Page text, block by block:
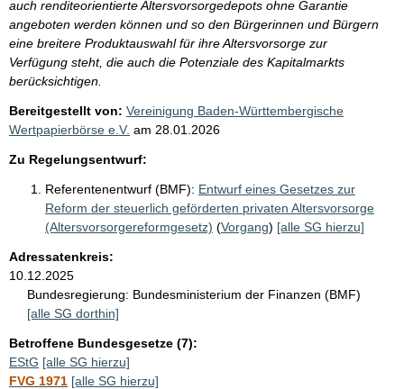
auch renditeorientierte Altersvorsorgedepots ohne Garantie
angeboten werden können und so den Bürgerinnen und Bürgern
eine breitere Produktauswahl für ihre Altersvorsorge zur
Verfügung steht, die auch die Potenziale des Kapitalmarkts
berücksichtigen.
Bereitgestellt von: Vereinigung Baden-Württembergische
Wertpapierbörse e.V. am 28.01.2026
Zu Regelungsentwurf:
Referentenentwurf (BMF): Entwurf eines Gesetzes zur
Reform der steuerlich geförderten privaten Altersvorsorge
(Altersvorsorgereformgesetz) (Vorgang) [alle SG hierzu]
Adressatenkreis:
10.12.2025
Bundesregierung: Bundesministerium der Finanzen (BMF)
[alle SG dorthin]
Betroffene Bundesgesetze (7):
EStG [alle SG hierzu]
FVG 1971 [alle SG hierzu]